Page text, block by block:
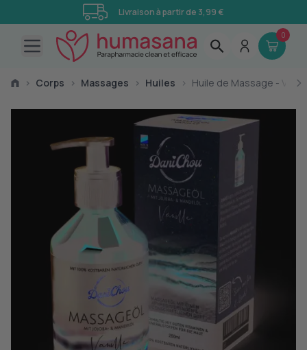
Livraison à partir de 3,99 €
Open main menu
0
› Corps › Massages › Huiles › Huile de Massage -